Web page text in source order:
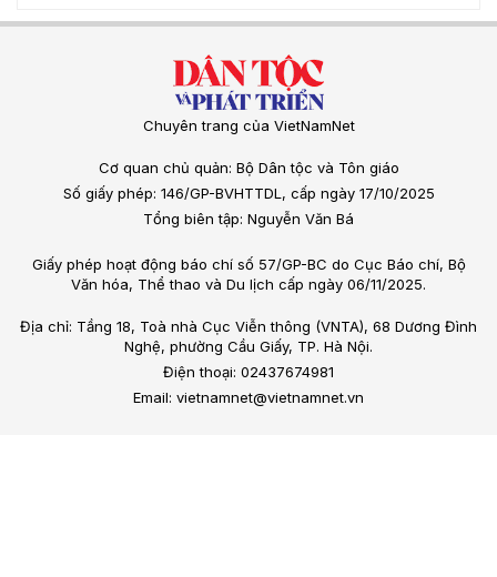
Chuyên trang của VietNamNet
Cơ quan chủ quản: Bộ Dân tộc và Tôn giáo
Số giấy phép: 146/GP-BVHTTDL, cấp ngày 17/10/2025
Tổng biên tập: Nguyễn Văn Bá
Giấy phép hoạt động báo chí số 57/GP-BC do Cục Báo chí, Bộ
Văn hóa, Thể thao và Du lịch cấp ngày 06/11/2025.
Địa chỉ: Tầng 18, Toà nhà Cục Viễn thông (VNTA), 68 Dương Đình
Nghệ, phường Cầu Giấy, TP. Hà Nội.
Điện thoại: 02437674981
Email: vietnamnet@vietnamnet.vn